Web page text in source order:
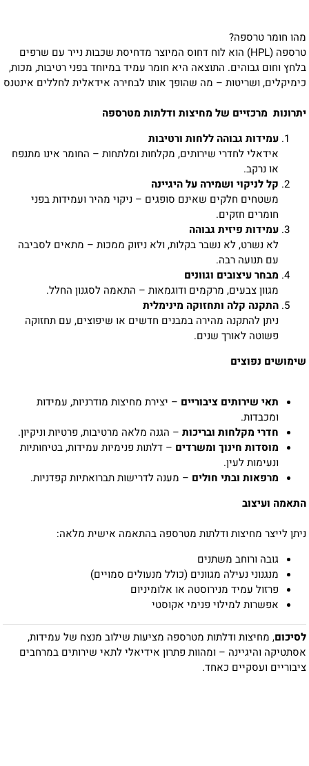
מהו חומר טרספה?
טרספה (HPL) הוא לוח דחוס המיוצר מדחיסת שכבות נייר עם שרפים
בלחץ וחום גבוהים. התוצאה היא חומר עמיד במיוחד בפני רטיבות, מכות,
כימיקלים, ושריטות – מה שהופך אותו לבחירה אידאלית לחללים אינטנס
יתרונות מרכזיים של מחיצות ודלתות מטרספה
עמידות גבוהה ללחות ורטיבות
אידאלי לחדרי שירותים, מקלחות ומלתחות – החומר אינו מתנפח
או נרקב.
קל לניקוי ושמירה על היגיינה
משטחים חלקים שאינם סופגים – ניקוי מהיר ועמידות בפני
חומרים חזקים.
עמידות פיזית גבוהה
לא נשרט, לא נשבר בקלות, ולא ניזוק ממכות – מתאים לסביבה
עם תנועה רבה.
מבחר עיצובים וגוונים
מגוון צבעים, מרקמים ודוגמאות – התאמה לסגנון החלל.
התקנה קלה ותחזוקה מינימלית
ניתן להתקנה מהירה במבנים חדשים או שיפוצים, עם תחזוקה
פשוטה לאורך שנים.
שימושים נפוצים
תאי שירותים ציבוריים – יצירת מחיצות מודרניות, עמידות
ומכבדות.
חדרי מקלחות ובריכות – הגנה מלאה מרטיבות, פרטיות וניקיון.
מוסדות חינוך ומשרדים – דלתות פנימיות עמידות, בטיחותיות
ונעימות לעין.
מרפאות ובתי חולים – מענה לדרישות תברואתיות קפדניות.
התאמה ועיצוב
ניתן לייצר מחיצות ודלתות מטרספה בהתאמה אישית מלאה:
גובה ורוחב משתנים
מנגנוני נעילה מגוונים (כולל מנעולים סמויים)
פרזול עמיד מנירוסטה או אלומיניום
אפשרות למילוי פנימי אקוסטי
לסיכום, מחיצות ודלתות מטרספה מציעות שילוב מנצח של עמידות,
אסתטיקה והיגיינה – ומהוות פתרון אידיאלי לתאי שירותים במרחבים
ציבוריים ועסקיים כאחד.